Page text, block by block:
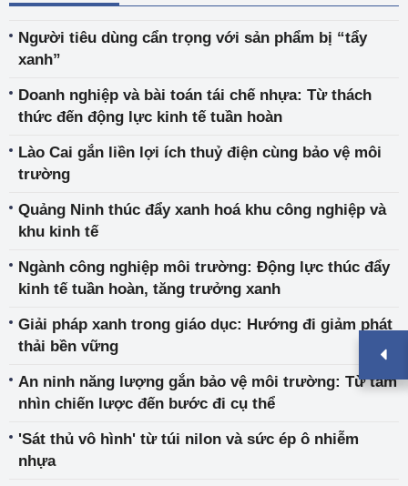
Người tiêu dùng cẩn trọng với sản phẩm bị “tẩy
xanh”
Doanh nghiệp và bài toán tái chế nhựa: Từ thách
thức đến động lực kinh tế tuần hoàn
Lào Cai gắn liền lợi ích thuỷ điện cùng bảo vệ môi
trường
Quảng Ninh thúc đẩy xanh hoá khu công nghiệp và
khu kinh tế
Ngành công nghiệp môi trường: Động lực thúc đẩy
kinh tế tuần hoàn, tăng trưởng xanh
Giải pháp xanh trong giáo dục: Hướng đi giảm phát
thải bền vững
An ninh năng lượng gắn bảo vệ môi trường: Từ tầm
nhìn chiến lược đến bước đi cụ thể
'Sát thủ vô hình' từ túi nilon và sức ép ô nhiễm
nhựa